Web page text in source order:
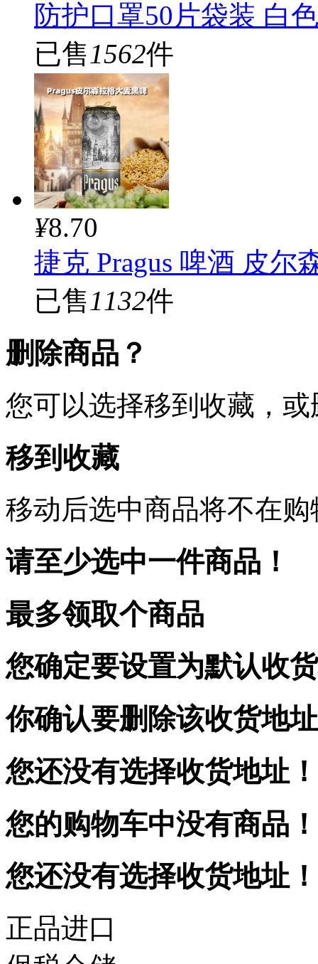
防护口罩50片袋装 白色
已售1562件
¥8.70
捷克 Pragus 啤酒 皮尔
已售1132件
删除商品？
您可以选择移到收藏，
移到收藏
移动后选中商品将不在
请至少选中一件商品！
最多领取个商品
您确定要设置为默认收
你确认要删除该收货地
您还没有选择收货地址！
您的购物车中没有商品！
您还没有选择收货地址！
正品进口